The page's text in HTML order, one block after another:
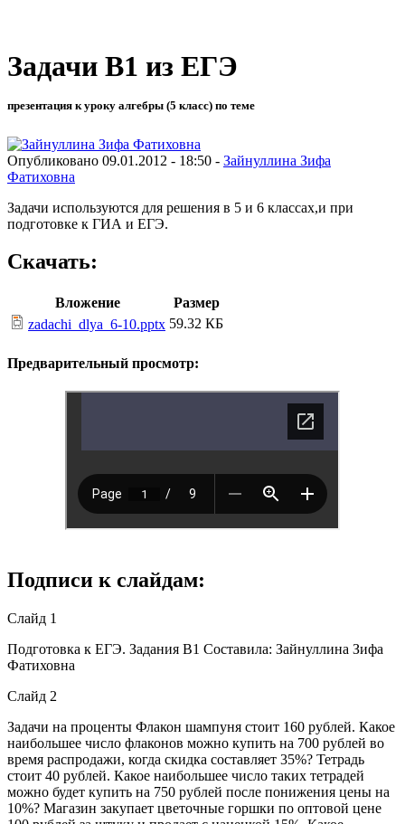
Задачи В1 из ЕГЭ
презентация к уроку алгебры (5 класс) по теме
Опубликовано 09.01.2012 - 18:50 - Зайнуллина Зифа
Фатиховна
Задачи используются для решения в 5 и 6 классах,и при
подготовке к ГИА и ЕГЭ.
Скачать:
Вложение
Размер
zadachi_dlya_6-10.pptx 59.32 КБ
Предварительный просмотр:
Подписи к слайдам:
Слайд 1
Подготовка к ЕГЭ. Задания В1 Составила: Зайнуллина Зифа
Фатиховна
Слайд 2
Задачи на проценты Флакон шампуня стоит 160 рублей. Какое
наибольшее число флаконов можно купить на 700 рублей во
время распродажи, когда скидка составляет 35%? Тетрадь
стоит 40 рублей. Какое наибольшее число таких тетрадей
можно будет купить на 750 рублей после понижения цены на
10%? Магазин закупает цветочные горшки по оптовой цене